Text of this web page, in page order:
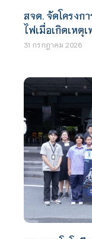
สจด. จัดโครง
ไฟเมื่อเกิดเหตุ
31 กรกฎาคม 2026